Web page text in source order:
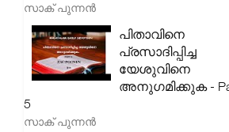
സാക് പുന്നൻ
പിതാവിനെ
പ്രസാദിപ്പിച്ച
യേശുവിനെ
അനുഗമിക്കുക -
5
സാക് പുന്നൻ